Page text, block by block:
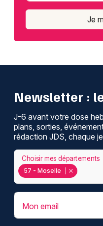
Je
Newsletter :
J-6 avant votre dose
plans, sorties,
rédaction JDS, chaque
57 - Moselle
Choisir mes départements
Mon email